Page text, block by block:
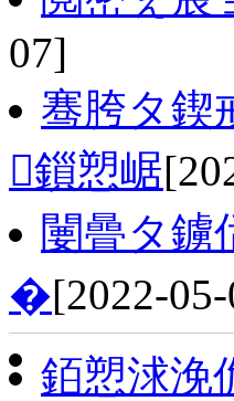
07]
骞胯タ鍥
鎻愬崌
闄曡タ鐪
�[2022-
銆愬浗浼